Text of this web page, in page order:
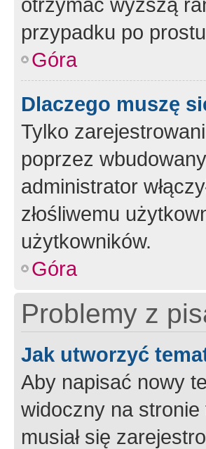
przypadku po
Góra
Dlaczego muszę
Tylko
poprzez
administrator
złośliwemu
użytkowników.
Góra
Problemy z
Jak utworzyć
Aby napisać nowy
widoczny na
musiał się